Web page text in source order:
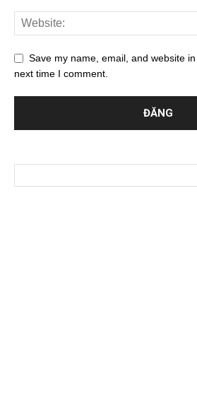
Save my name, email, and website
next time I comment.